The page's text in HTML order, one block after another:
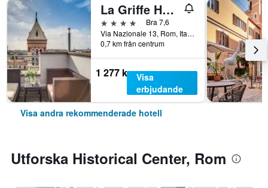
La Griffe Hotel Roma
4 stjärnor
Bra 7,6
Via Nazionale 13, Rom, Italien
0,7 km från centrum
1 277 kr Visa
erbjudande
Visa andra rekommenderade hotell
Utforska Historical Center, Rom